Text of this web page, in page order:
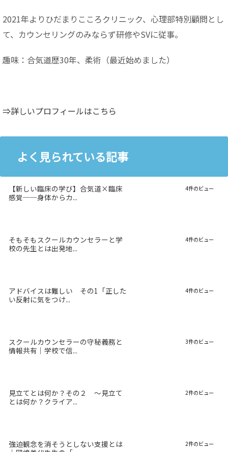
2021年よりひだまりこころクリニック、心理部特別顧問とし
て、カウンセリングのみならず研修やSVに従事。
趣味：合気道歴30年、柔術（最近始めました）
⇒詳しいプロフィールはこちら
よく見られている記事
【新しい臨床の学び】合気道×臨床
感覚──身体からカ...
4件のビュー
そもそもスクールカウンセラーと学
校の先生とは出発地...
4件のビュー
アドバイスは難しい その1「正した
い反射に気をつけ...
4件のビュー
スクールカウンセラーの守秘義務と
情報共有｜学校で信...
3件のビュー
見立てとは何か？その２ 〜見立て
とは何か？クライア...
2件のビュー
強迫観念を消そうとしない支援とは
2件のビュー